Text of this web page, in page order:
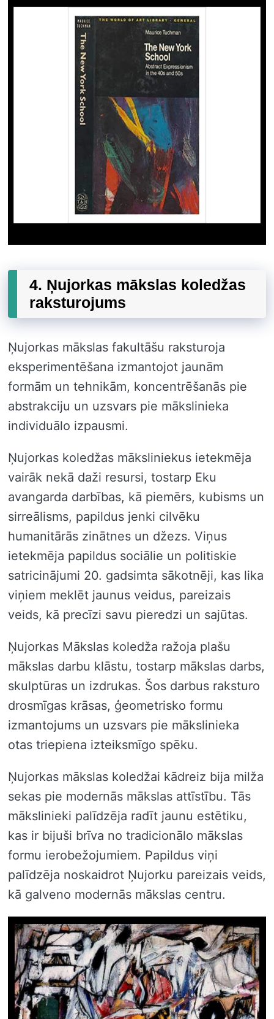
4. Ņujorkas mākslas koledžas
raksturojums
Ņujorkas mākslas fakultāšu raksturoja
eksperimentēšana izmantojot jaunām
formām un tehnikām, koncentrēšanās pie
abstrakciju un uzsvars pie mākslinieka
individuālo izpausmi.
Ņujorkas koledžas māksliniekus ietekmēja
vairāk nekā daži resursi, tostarp Eku
avangarda darbības, kā piemērs, kubisms un
sirreālisms, papildus jenki cilvēku
humanitārās zinātnes un džezs. Viņus
ietekmēja papildus sociālie un politiskie
satricinājumi 20. gadsimta sākotnēji, kas lika
viņiem meklēt jaunus veidus, pareizais
veids, kā precīzi savu pieredzi un sajūtas.
Ņujorkas Mākslas koledža ražoja plašu
mākslas darbu klāstu, tostarp mākslas darbs,
skulptūras un izdrukas. Šos darbus raksturo
drosmīgas krāsas, ģeometrisko formu
izmantojums un uzsvars pie mākslinieka
otas triepiena izteiksmīgo spēku.
Ņujorkas mākslas koledžai kādreiz bija milža
sekas pie modernās mākslas attīstību. Tās
mākslinieki palīdzēja radīt jaunu estētiku,
kas ir bijuši brīva no tradicionālo mākslas
formu ierobežojumiem. Papildus viņi
palīdzēja noskaidrot Ņujorku pareizais veids,
kā galveno modernās mākslas centru.